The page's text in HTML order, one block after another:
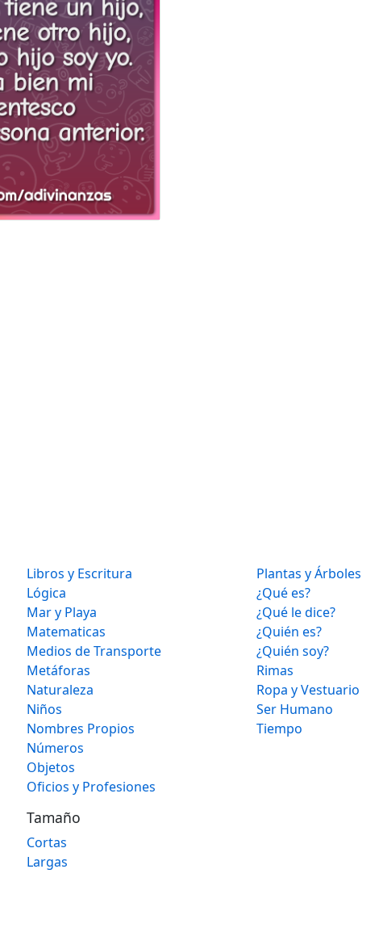
Libros y Escritura
Lógica
Mar y Playa
Matematicas
Medios de Transporte
Metáforas
Naturaleza
Niños
Nombres Propios
Números
Objetos
Oficios y Profesiones
Plantas y Árboles
¿Qué es?
¿Qué le dice?
¿Quién es?
¿Quién soy?
Rimas
Ropa y Vestuario
Ser Humano
Tiempo
Tamaño
Cortas
Largas